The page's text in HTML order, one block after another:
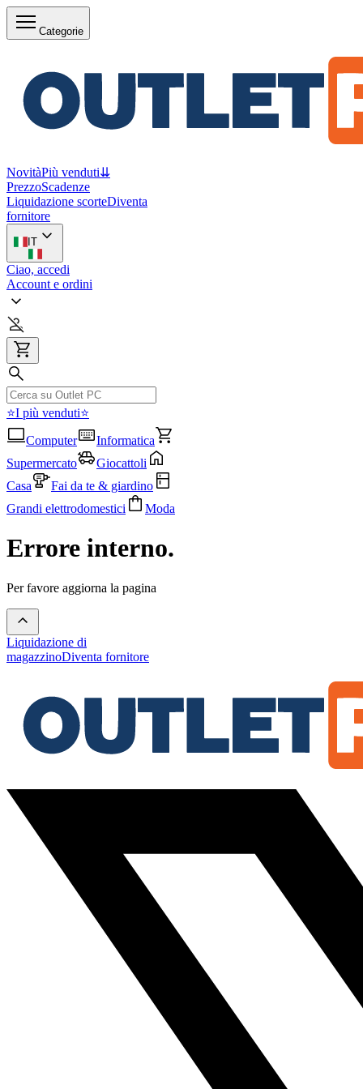
Categorie
NovitàPiù venduti⇊
PrezzoScadenze
Liquidazione scorteDiventa
fornitore
IT
Ciao, accedi
Account e ordini
⭐I più venduti⭐
Computer
Informatica
Supermercato
Giocattoli
Casa
Fai da te & giardino
Grandi elettrodomestici
Moda
Errore interno.
Per favore aggiorna la pagina
Liquidazione di
magazzinoDiventa fornitore